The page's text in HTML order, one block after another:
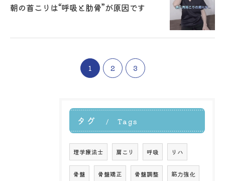
朝の首こりは“呼吸と肋骨”が原因です
1 2 3
タグ Tags
理学療法士 肩こり 呼吸 リハ
骨盤 骨盤矯正 骨盤調整 筋力強化